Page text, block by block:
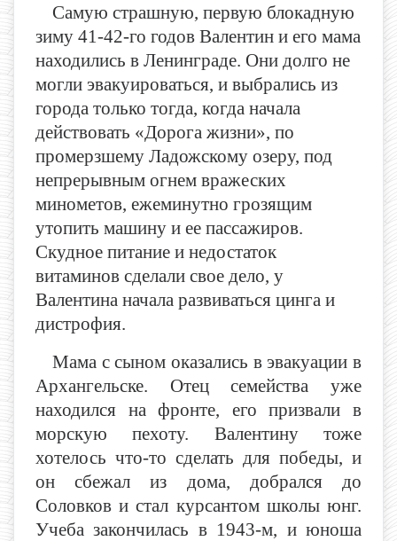
Самую страшную, первую блокадную
зиму 41-42-го годов Валентин и его мама
находились в Ленинграде. Они долго не
могли эвакуироваться, и выбрались из
города только тогда, когда начала
действовать «Дорога жизни», по
промерзшему Ладожскому озеру, под
непрерывным огнем вражеских
минометов, ежеминутно грозящим
утопить машину и ее пассажиров.
Скудное питание и недостаток
витаминов сделали свое дело, у
Валентина начала развиваться цинга и
дистрофия.
Мама с сыном оказались в эвакуации в
Архангельске. Отец семейства уже
находился на фронте, его призвали в
морскую пехоту. Валентину тоже
хотелось что-то сделать для победы, и
он сбежал из дома, добрался до
Соловков и стал курсантом школы юнг.
Учеба закончилась в 1943-м, и юноша